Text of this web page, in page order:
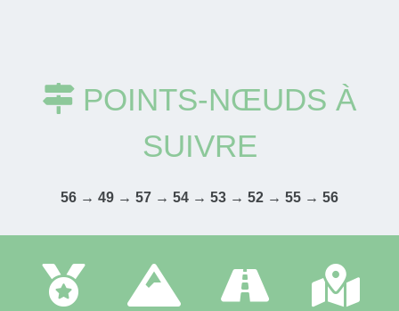
POINTS-NŒUDS À
SUIVRE
56 → 49 → 57 → 54 → 53 → 52 → 55 → 56